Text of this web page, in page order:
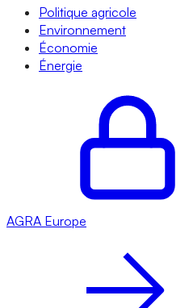
Politique agricole
Environnement
Économie
Énergie
AGRA Europe